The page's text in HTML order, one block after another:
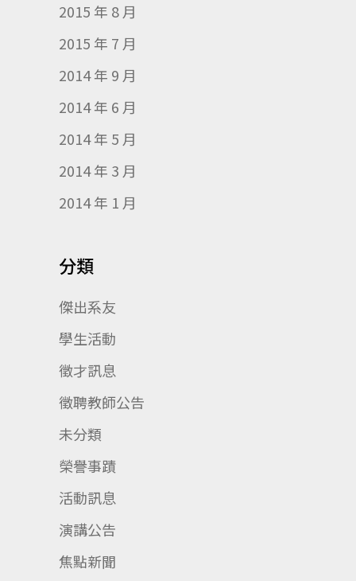
2015 年 8 月
2015 年 7 月
2014 年 9 月
2014 年 6 月
2014 年 5 月
2014 年 3 月
2014 年 1 月
分類
傑出系友
學生活動
徵才訊息
徵聘教師公告
未分類
榮譽事蹟
活動訊息
演講公告
焦點新聞